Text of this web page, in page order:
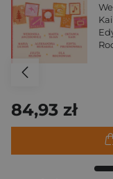
84,93 zł